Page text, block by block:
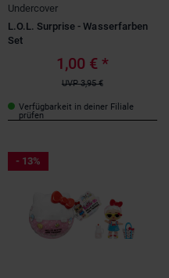
Undercover
L.O.L. Surprise - Wasserfarben
Set
1,00 € *
UVP 3,95 €
Verfügbarkeit in deiner Filiale
prüfen
- 13%